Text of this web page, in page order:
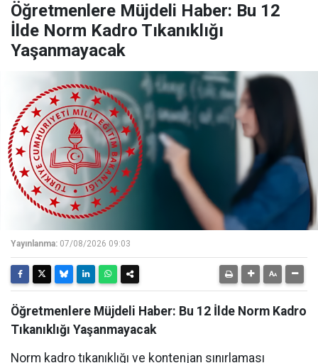
Öğretmenlere Müjdeli Haber: Bu 12
İlde Norm Kadro Tıkanıklığı
Yaşanmayacak
Yayınlanma: 07/08/2026 09:03
Öğretmenlere Müjdeli Haber: Bu 12 İlde Norm Kadro
Tıkanıklığı Yaşanmayacak
Norm kadro tıkanıklığı ve kontenjan sınırlaması